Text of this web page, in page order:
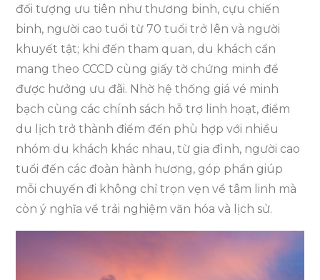
đối tượng ưu tiên như thương binh, cựu chiến
binh, người cao tuổi từ 70 tuổi trở lên và người
khuyết tật; khi đến tham quan, du khách cần
mang theo CCCD cùng giấy tờ chứng minh để
được hưởng ưu đãi. Nhờ hệ thống giá vé minh
bạch cùng các chính sách hỗ trợ linh hoạt, điểm
du lịch trở thành điểm đến phù hợp với nhiều
nhóm du khách khác nhau, từ gia đình, người cao
tuổi đến các đoàn hành hương, góp phần giúp
mỗi chuyến đi không chỉ trọn vẹn về tâm linh mà
còn ý nghĩa về trải nghiệm văn hóa và lịch sử.